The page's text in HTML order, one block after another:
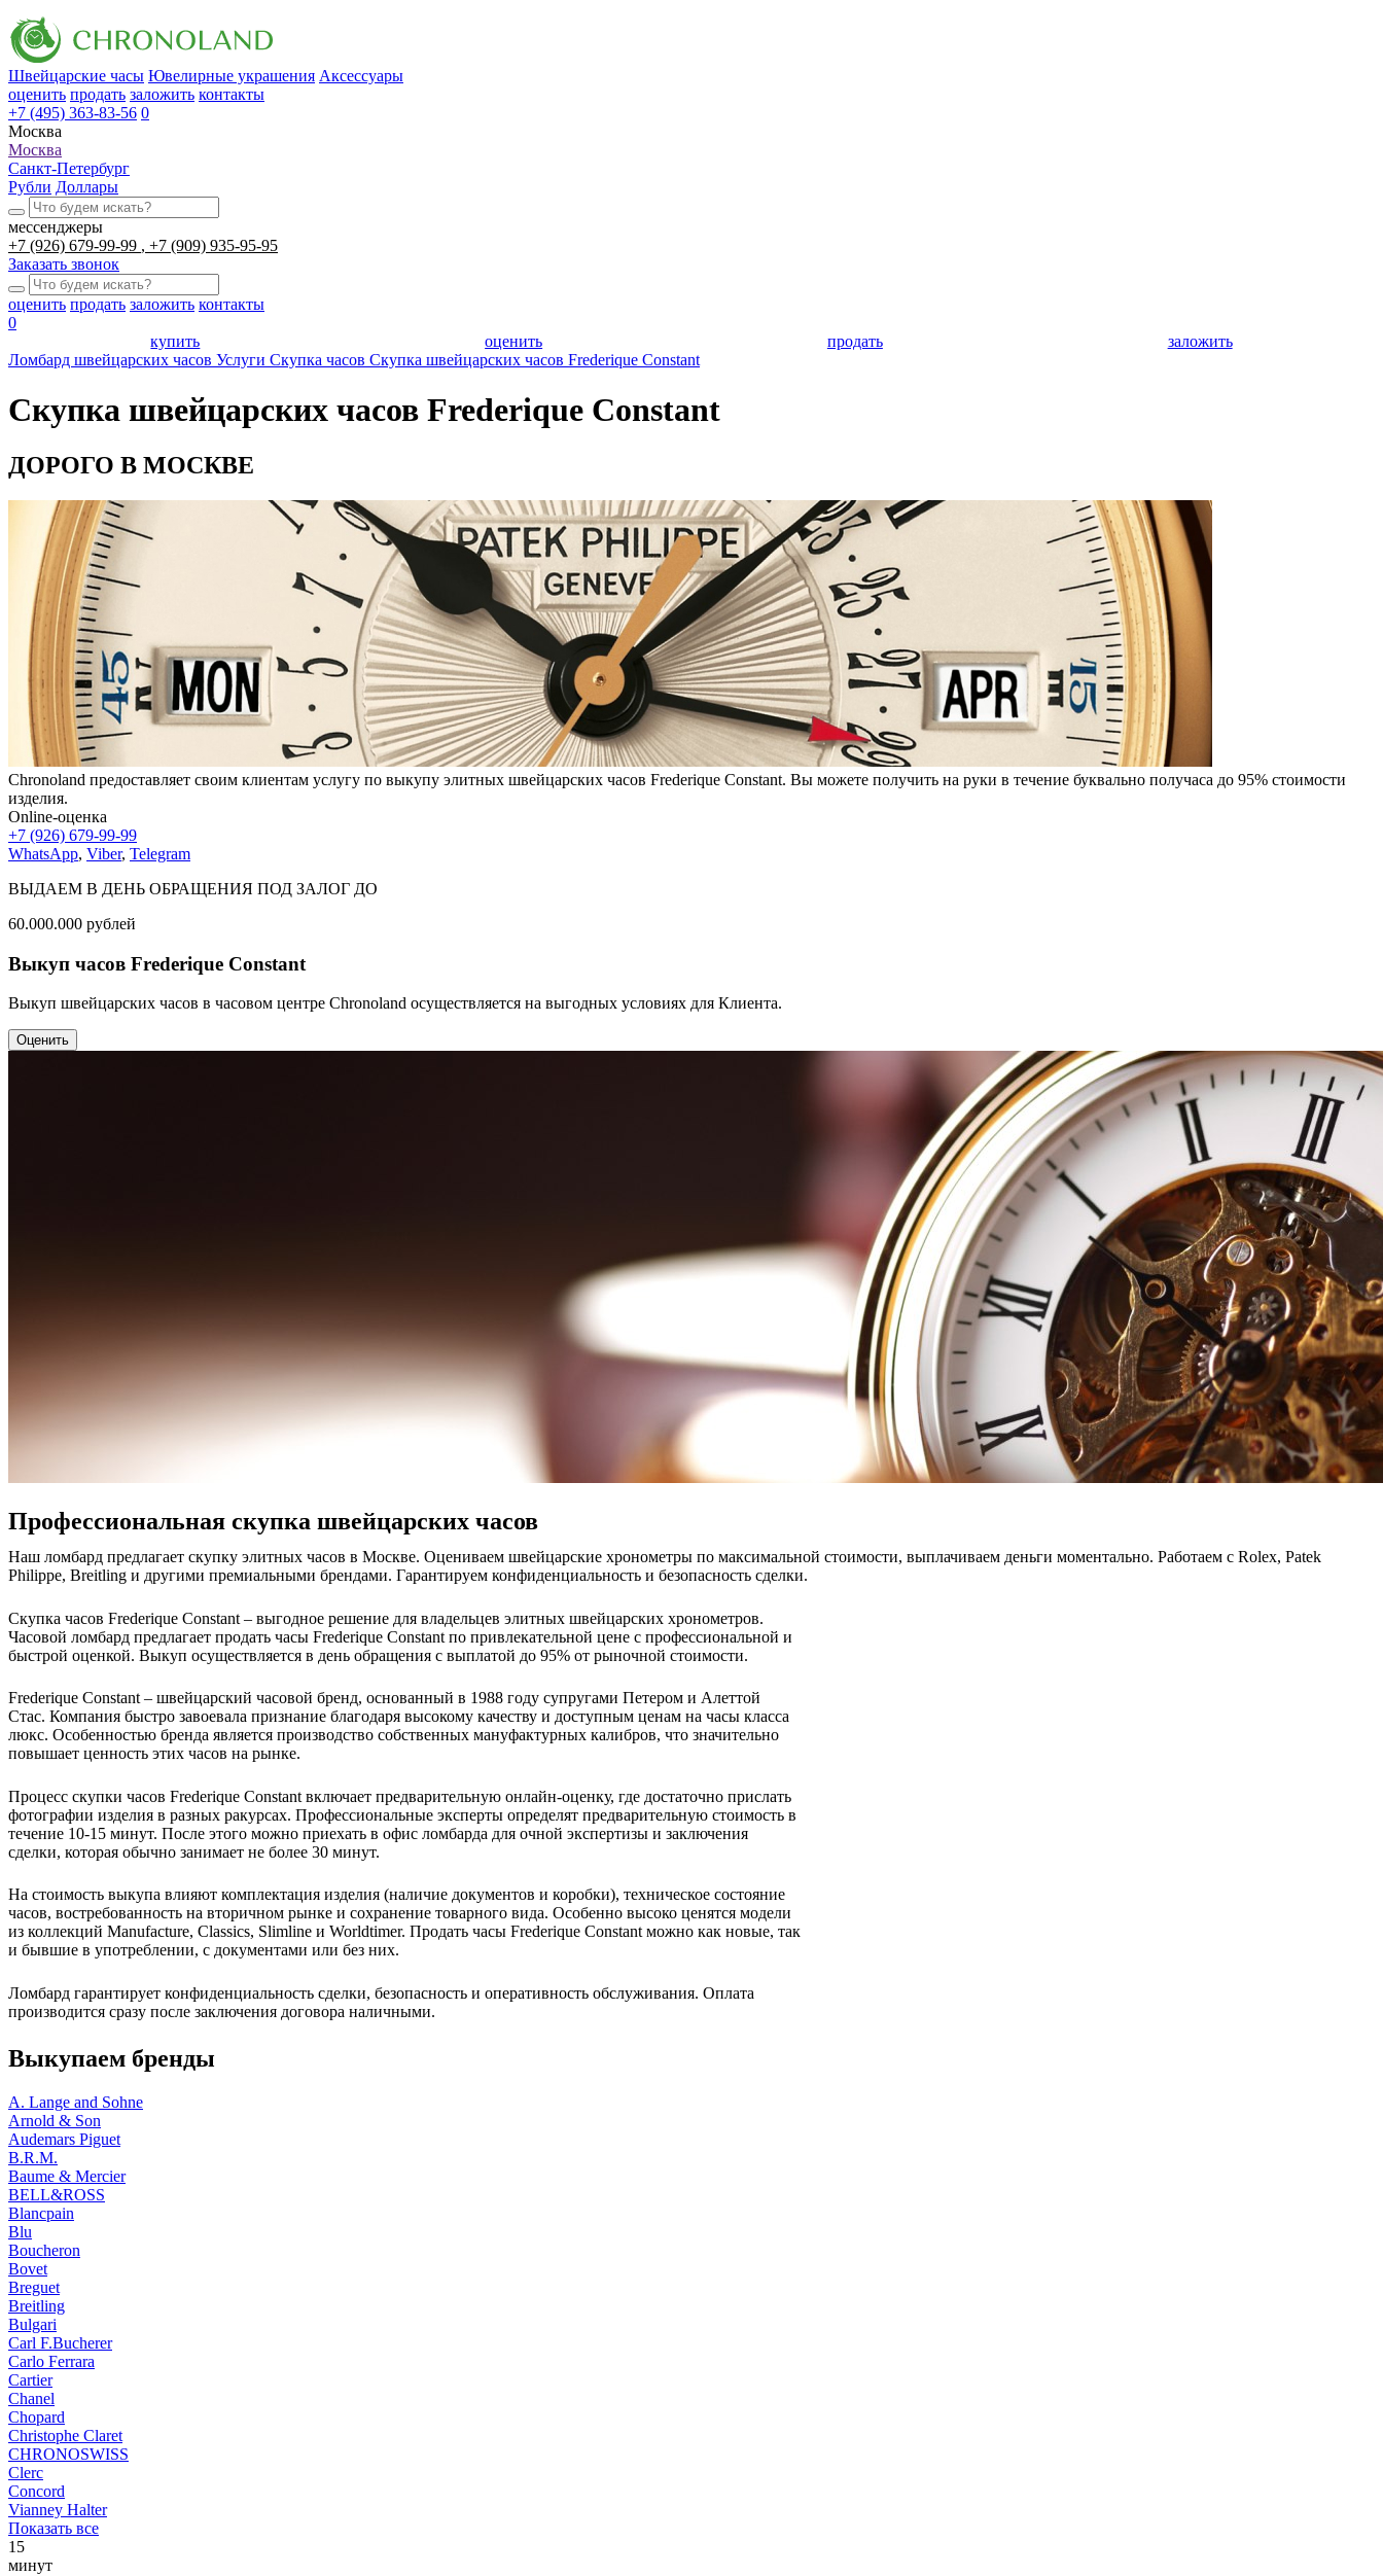
Швейцарские часы Ювелирные украшения Аксессуары
оценить продать заложить контакты
+7 (495) 363-83-56 0
Москва
Москва
Санкт-Петербург
Рубли Доллары
мессенджеры
+7 (926) 679-99-99
+7 (909) 935-95-95
Заказать звонок
оценить продать заложить контакты
0
купить
оценить продать
заложить
Ломбард швейцарских часов Услуги Скупка часов Скупка швейцарских часов Frederique Constant
Скупка швейцарских часов Frederique Constant
ДОРОГО В МОСКВЕ
Chronoland предоставляет своим клиентам услугу по выкупу элитных швейцарских часов Frederique Constant. Вы можете получить на руки в течение буквально получаса до 95% стоимости
изделия.
Online-оценка
+7 (926) 679-99-99
WhatsApp, Viber, Telegram
ВЫДАЕМ В ДЕНЬ ОБРАЩЕНИЯ ПОД ЗАЛОГ ДО
60.000.000 рублей
Выкуп часов Frederique Constant
Выкуп швейцарских часов в часовом центре Chronoland осуществляется на выгодных условиях для Клиента.
Оценить
Профессиональная скупка швейцарских часов
Наш ломбард предлагает скупку элитных часов в Москве. Оцениваем швейцарские хронометры по максимальной стоимости, выплачиваем деньги моментально. Работаем с Rolex, Patek
Philippe, Breitling и другими премиальными брендами. Гарантируем конфиденциальность и безопасность сделки.
Скупка часов Frederique Constant – выгодное решение для владельцев элитных швейцарских хронометров.
Часовой ломбард предлагает продать часы Frederique Constant по привлекательной цене с профессиональной и
быстрой оценкой. Выкуп осуществляется в день обращения с выплатой до 95% от рыночной стоимости.
Frederique Constant – швейцарский часовой бренд, основанный в 1988 году супругами Петером и Алеттой
Стас. Компания быстро завоевала признание благодаря высокому качеству и доступным ценам на часы класса
люкс. Особенностью бренда является производство собственных мануфактурных калибров, что значительно
повышает ценность этих часов на рынке.
Процесс скупки часов Frederique Constant включает предварительную онлайн-оценку, где достаточно прислать
фотографии изделия в разных ракурсах. Профессиональные эксперты определят предварительную стоимость в
течение 10-15 минут. После этого можно приехать в офис ломбарда для очной экспертизы и заключения
сделки, которая обычно занимает не более 30 минут.
На стоимость выкупа влияют комплектация изделия (наличие документов и коробки), техническое состояние
часов, востребованность на вторичном рынке и сохранение товарного вида. Особенно высоко ценятся модели
из коллекций Manufacture, Classics, Slimline и Worldtimer. Продать часы Frederique Constant можно как новые, так
и бывшие в употреблении, с документами или без них.
Ломбард гарантирует конфиденциальность сделки, безопасность и оперативность обслуживания. Оплата
производится сразу после заключения договора наличными.
Выкупаем бренды
A. Lange and Sohne
Arnold & Son
Audemars Piguet
B.R.M.
Baume & Mercier
BELL&ROSS
Blancpain
Blu
Boucheron
Bovet
Breguet
Breitling
Bulgari
Carl F.Bucherer
Carlo Ferrara
Cartier
Chanel
Chopard
Christophe Claret
CHRONOSWISS
Clerc
Concord
Vianney Halter
Показать все
15
минут